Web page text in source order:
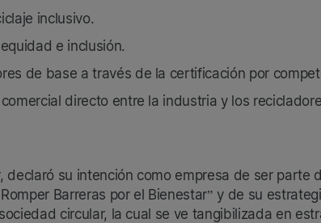
inclusivo.
e inclusión.
de base a través de la certificación por
directo entre la industria y los
su intención como empresa de ser parte
Barreras por el Bienestar” y de su
circular, la cual se ve tangibilizada en